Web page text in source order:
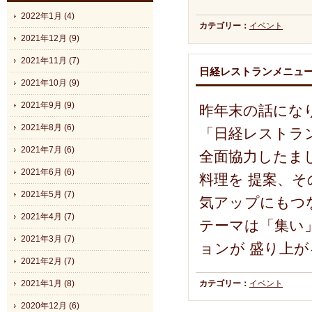
カテゴリー： イベント
日経レストランメニュ
昨年末の話にな
「日経レスト
全面協力したま
料理を 提案、
気アップにもつ
テーマは「集い
ョンが 盛り上
カテゴリー： イベント
2022年1月 (4)
2021年12月 (9)
2021年11月 (7)
2021年10月 (9)
2021年9月 (9)
2021年8月 (6)
2021年7月 (6)
2021年6月 (6)
2021年5月 (7)
2021年4月 (7)
2021年3月 (7)
2021年2月 (7)
2021年1月 (8)
2020年12月 (6)